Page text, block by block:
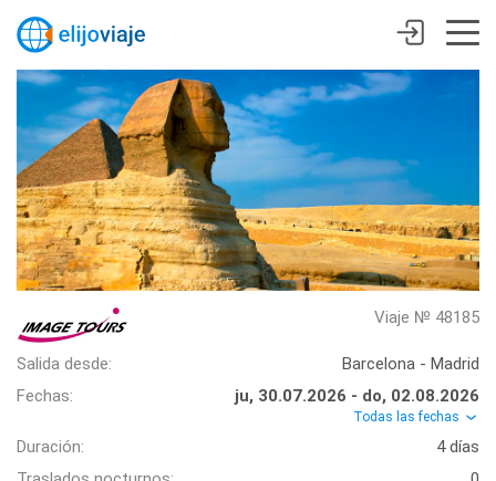
Viaje № 48185
Salida desde:
Barcelona - Madrid
Fechas:
ju, 30.07.2026 - do, 02.08.2026
Todas las fechas
Duración:
4 días